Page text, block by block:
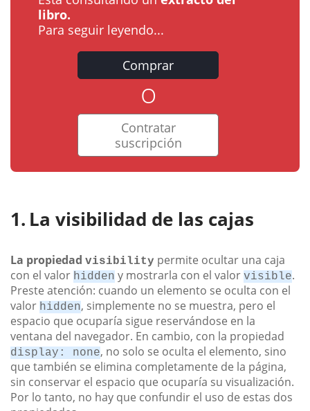
libro.
Para seguir leyendo...
Comprar
o
Contratar
suscripción
La visibilidad de las cajas
La propiedad visibility permite ocultar una caja
con el valor hidden y mostrarla con el valor visible.
Preste atención: cuando un elemento se oculta con el
valor hidden, simplemente no se muestra, pero el
espacio que ocuparía sigue reservándose en la
ventana del navegador. En cambio, con la propiedad
display: none, no solo se oculta el elemento, sino
que también se elimina completamente de la página,
sin conservar el espacio que ocuparía su visualización.
Por lo tanto, no hay que confundir el uso de estas dos